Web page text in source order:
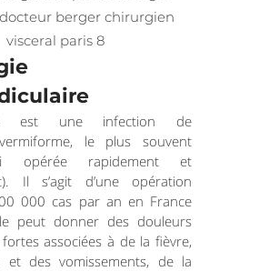
est une infection de
vermiforme, le plus souvent
opérée rapidement et
Il s’agit d’une opération
000 cas par an en France
peut donner des douleurs
associées à de la fièvre,
et des vomissements, de la